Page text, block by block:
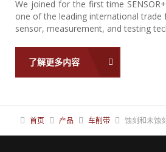
We joined for the first time
one of the leading international trade
sensor, measurement, and testing
了解更多内容
首页 产品 车削带 蚀刻和未蚀